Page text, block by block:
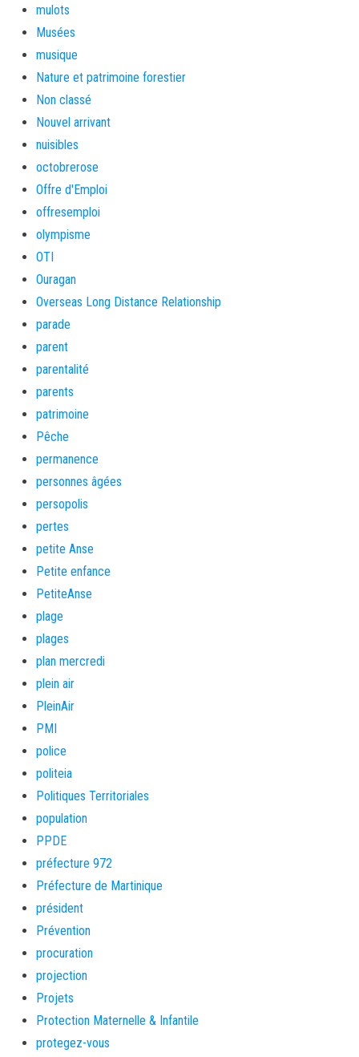
mulots
Musées
musique
Nature et patrimoine forestier
Non classé
Nouvel arrivant
nuisibles
octobrerose
Offre d'Emploi
offresemploi
olympisme
OTI
Ouragan
Overseas Long Distance Relationship
parade
parent
parentalité
parents
patrimoine
Pêche
permanence
personnes âgées
persopolis
pertes
petite Anse
Petite enfance
PetiteAnse
plage
plages
plan mercredi
plein air
PleinAir
PMI
police
politeia
Politiques Territoriales
population
PPDE
préfecture 972
Préfecture de Martinique
président
Prévention
procuration
projection
Projets
Protection Maternelle & Infantile
protegez-vous